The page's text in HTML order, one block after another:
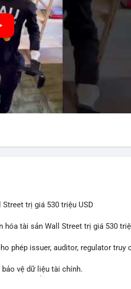
trị giá 530 triệu USD
hóa tài sản Wall Street trị giá 530
phép issuer, auditor, regulator truy
vệ dữ liệu tài chính.